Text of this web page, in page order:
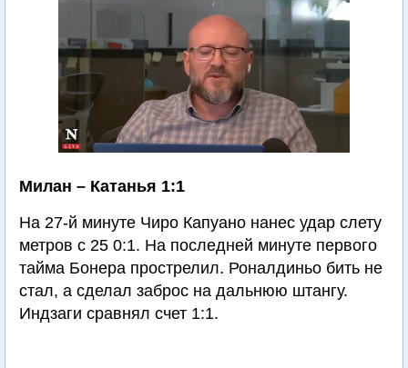
Милан – Катанья 1:1
На 27-й минуте Чиро Капуано нанес удар слету
метров с 25 0:1. На последней минуте первого
тайма Бонера прострелил. Роналдиньо бить не
стал, а сделал заброс на дальнюю штангу.
Индзаги сравнял счет 1:1.